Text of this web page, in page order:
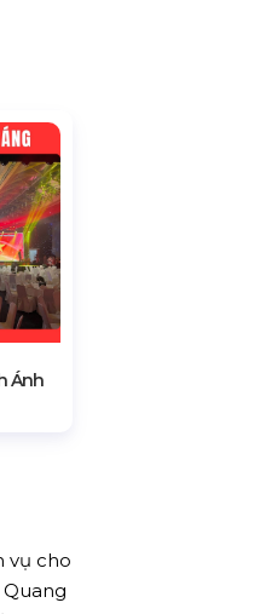
Ánh
vụ cho